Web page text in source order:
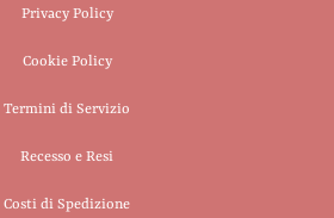
Privacy Policy
Cookie Policy
Termini di Servizio
Recesso e Resi
Costi di Spedizione